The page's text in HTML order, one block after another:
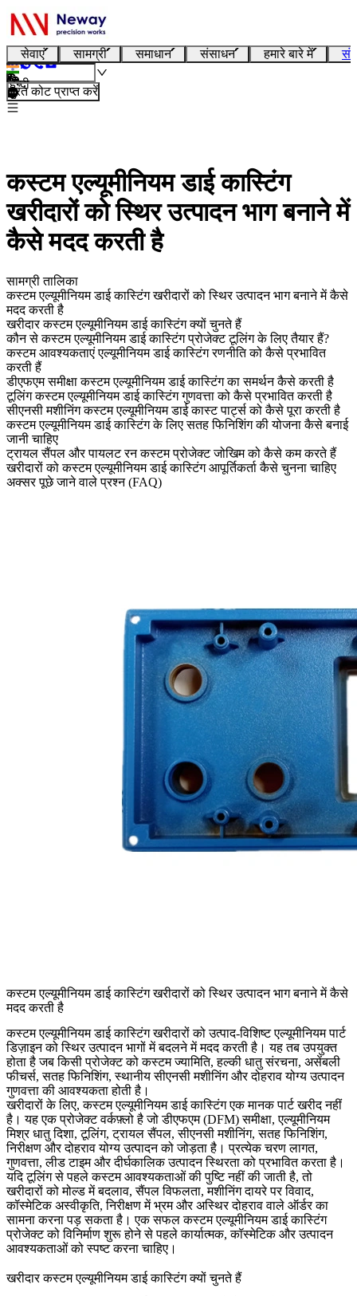
सेवाएं सामग्री समाधान संसाधन हमारे बारे में
हिन्दी
तुरंत कोट प्राप्त करें
कस्टम एल्यूमीनियम डाई कास्टिंग
खरीदारों को स्थिर उत्पादन भाग बनाने में
कैसे मदद करती है
सामग्री तालिका
कस्टम एल्यूमीनियम डाई कास्टिंग खरीदारों को स्थिर उत्पादन भाग बनाने में कैसे
मदद करती है
खरीदार कस्टम एल्यूमीनियम डाई कास्टिंग क्यों चुनते हैं
कौन से कस्टम एल्यूमीनियम डाई कास्टिंग प्रोजेक्ट टूलिंग के लिए तैयार हैं?
कस्टम आवश्यकताएं एल्यूमीनियम डाई कास्टिंग रणनीति को कैसे प्रभावित
करती हैं
डीएफएम समीक्षा कस्टम एल्यूमीनियम डाई कास्टिंग का समर्थन कैसे करती है
टूलिंग कस्टम एल्यूमीनियम डाई कास्टिंग गुणवत्ता को कैसे प्रभावित करती है
सीएनसी मशीनिंग कस्टम एल्यूमीनियम डाई कास्ट पार्ट्स को कैसे पूरा करती है
कस्टम एल्यूमीनियम डाई कास्टिंग के लिए सतह फिनिशिंग की योजना कैसे बनाई
जानी चाहिए
ट्रायल सैंपल और पायलट रन कस्टम प्रोजेक्ट जोखिम को कैसे कम करते हैं
खरीदारों को कस्टम एल्यूमीनियम डाई कास्टिंग आपूर्तिकर्ता कैसे चुनना चाहिए
अक्सर पूछे जाने वाले प्रश्न (FAQ)
कस्टम एल्यूमीनियम डाई कास्टिंग खरीदारों को स्थिर उत्पादन भाग बनाने में कैसे
मदद करती है
कस्टम एल्यूमीनियम डाई कास्टिंगखरीदारों को उत्पाद-विशिष्ट एल्यूमीनियम पार्ट
डिज़ाइन को स्थिर उत्पादन भागों में बदलने में मदद करती है। यह तब उपयुक्त
होता है जब किसी प्रोजेक्ट को कस्टम ज्यामिति, हल्की धातु संरचना, असेंबली
फीचर्स, सतह फिनिशिंग, स्थानीय सीएनसी मशीनिंग और दोहराव योग्य उत्पादन
गुणवत्ता की आवश्यकता होती है।
खरीदारों के लिए, कस्टम एल्यूमीनियम डाई कास्टिंग एक मानक पार्ट खरीद नहीं
है। यह एक प्रोजेक्ट वर्कफ़्लो है जो डीएफएम (DFM) समीक्षा, एल्यूमीनियम
मिश्र धातु दिशा, टूलिंग, ट्रायल सैंपल, सीएनसी मशीनिंग, सतह फिनिशिंग,
निरीक्षण और दोहराव योग्य उत्पादन को जोड़ता है। प्रत्येक चरण लागत,
गुणवत्ता, लीड टाइम और दीर्घकालिक उत्पादन स्थिरता को प्रभावित करता है।
यदि टूलिंग से पहले कस्टम आवश्यकताओं की पुष्टि नहीं की जाती है, तो
खरीदारों को मोल्ड में बदलाव, सैंपल विफलता, मशीनिंग दायरे पर विवाद,
कॉस्मेटिक अस्वीकृति, निरीक्षण में भ्रम और अस्थिर दोहराव वाले ऑर्डर का
सामना करना पड़ सकता है। एक सफल कस्टम एल्यूमीनियम डाई कास्टिंग
प्रोजेक्ट को विनिर्माण शुरू होने से पहले कार्यात्मक, कॉस्मेटिक और उत्पादन
आवश्यकताओं को स्पष्ट करना चाहिए।
खरीदार कस्टम एल्यूमीनियम डाई कास्टिंग क्यों चुनते हैं